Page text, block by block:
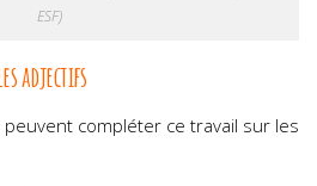
ESF)
adjectifs
peuvent compléter ce travail sur les